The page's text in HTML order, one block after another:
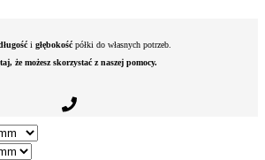
i głębokośćpółki do własnych potrzeb.
że możesz skorzystać z naszej pomocy.